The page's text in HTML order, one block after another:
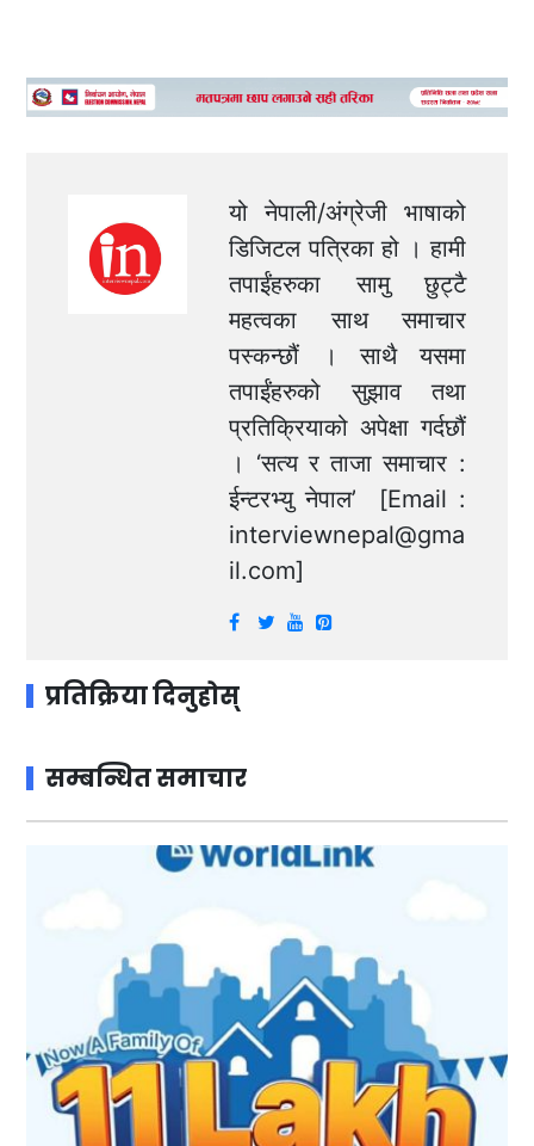
यो नेपाली/अंग्रेजी भाषाको
डिजिटल पत्रिका हो । हामी
तपाईंहरुका सामु छुट्टै
महत्वका साथ समाचार
पस्कन्छौं । साथै यसमा
तपाईंहरुको सुझाव तथा
प्रतिक्रियाको अपेक्षा गर्दछौं
। ‘सत्य र ताजा समाचार :
ईन्टरभ्यु नेपाल’ [Email :
interviewnepal@gma
il.com]
प्रतिक्रिया दिनुहोस्
सम्बन्धित समाचार